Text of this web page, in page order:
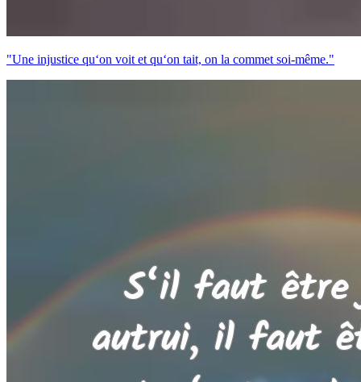
"Une injustice qu‘on voit et qu‘on tait, on la commet soi-même."